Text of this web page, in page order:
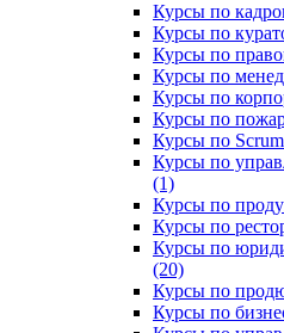
Курсы по
Курсы по
Курсы по
Курсы по
Курсы по
Курсы по
Курсы по
Курсы по
(1)
Курсы по
Курсы по
Курсы по
(20)
Курсы по
Курсы по